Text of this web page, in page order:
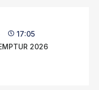
17:05
2026